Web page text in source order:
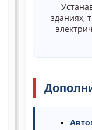
зданиях,